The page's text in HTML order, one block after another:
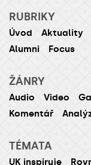
RUBRIKY
Úvod Aktuality
Alumni
Focus
ŽÁNRY
Audio Video
Komentář
TÉMATA
UK inspiruje